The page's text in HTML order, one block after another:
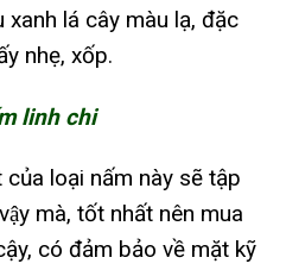
xanh lá cây màu lạ, đặc
nhẹ, xốp.
linh chi
loại nấm này sẽ tập
mà, tốt nhất nên mua
có đảm bảo về mặt kỹ